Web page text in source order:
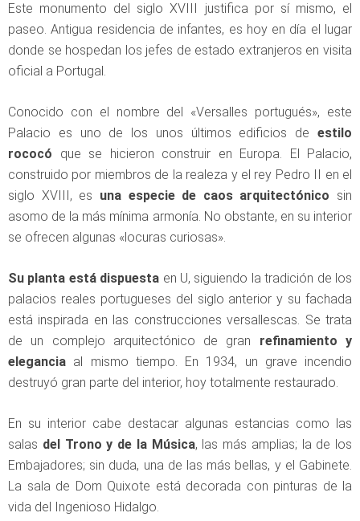
Este monumento del siglo XVIII justifica por sí mismo, el
paseo. Antigua residencia de infantes, es hoy en día el lugar
donde se hospedan los jefes de estado extranjeros en visita
oficial a Portugal.
Conocido con el nombre del «Versalles portugués», este
Palacio es uno de los unos últimos edificios de estilo
rococó que se hicieron construir en Europa. El Palacio,
construido por miembros de la realeza y el rey Pedro II en el
siglo XVIII, es una especie de caos arquitectónico sin
asomo de la más mínima armonía. No obstante, en su interior
se ofrecen algunas «locuras curiosas».
Su planta está dispuesta en U, siguiendo la tradición de los
palacios reales portugueses del siglo anterior y su fachada
está inspirada en las construcciones versallescas. Se trata
de un complejo arquitectónico de gran refinamiento y
elegancia al mismo tiempo. En 1934, un grave incendio
destruyó gran parte del interior, hoy totalmente restaurado.
En su interior cabe destacar algunas estancias como las
salas del Trono y de la Música, las más amplias; la de los
Embajadores; sin duda, una de las más bellas, y el Gabinete.
La sala de Dom Quixote está decorada con pinturas de la
vida del Ingenioso Hidalgo.